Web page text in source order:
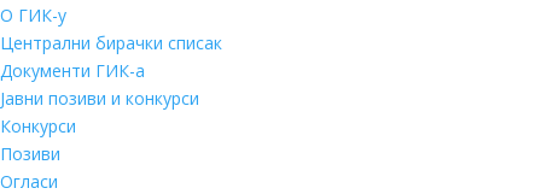
О ГИК-у
Централни бирачки списак
Документи ГИК-а
Јавни позиви и конкурси
Конкурси
Позиви
Огласи